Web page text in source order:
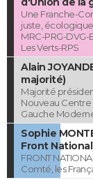
Une Franche-
juste,
MRC-PRG-
Les Verts-RPS
Alain
majorité)
Majorité
Nouveau Centre
Gauche
Sophie
Front
FRONT
Comté, les